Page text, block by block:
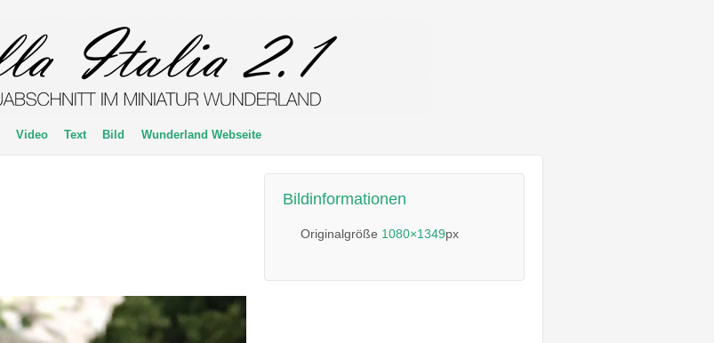
Video Text Bild Wunderland Webseite
Bildinformationen
Originalgröße 1080×1349px